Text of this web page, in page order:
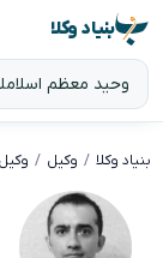
بنیاد وکلا
بنیاد وکلا وکیل